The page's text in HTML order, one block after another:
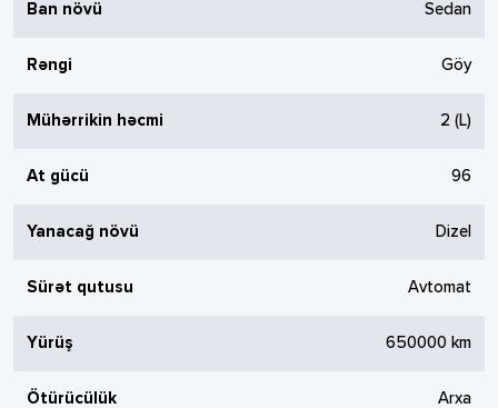
Ban növü Sedan
Rəngi Göy
Mühərrikin həcmi 2 (L)
At gücü 96
Yanacağ növü Dizel
Sürət qutusu Avtomat
Yürüş 650000 km
Ötürücülük Arxa